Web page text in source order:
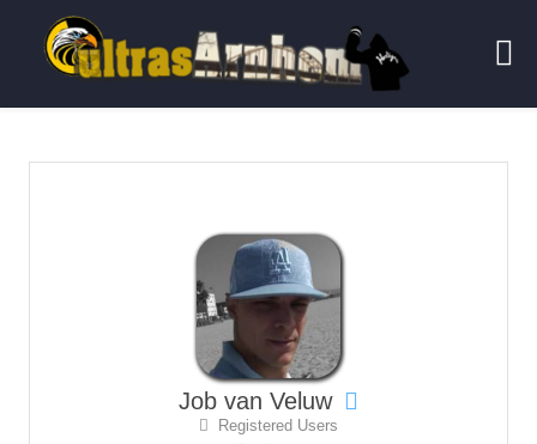
Job van Veluw
Registered Users